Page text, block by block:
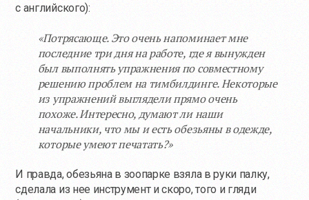
с английского):
«Потрясающе. Это очень напоминает мне
последние три дня на работе, где я вынужден
был выполнять упражнения по совместному
решению проблем на тимбилдинге. Некоторые
из упражнений выглядели прямо очень
похоже. Интересно, думают ли наши
начальники, что мы и есть обезьяны в одежде,
которые умеют печатать?»
И правда, обезьяна в зоопарке взяла в руки палку,
сделала из нее инструмент и скоро, того и гляди